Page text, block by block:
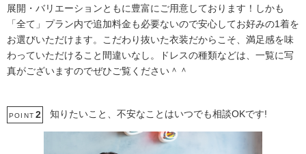
展開・バリエーションともに豊富にご用意しております！しかも
「全て」プラン内で追加料金も必要ないので安心してお好みの1着を
お選びいただけます。こだわり抜いた衣装だからこそ、満足感を味
わっていただけること間違いなし。ドレスの種類などは、一覧に写
真がございますのでぜひご覧ください＾＾
POINT 2 知りたいこと、不安なことはいつでも相談OKです!